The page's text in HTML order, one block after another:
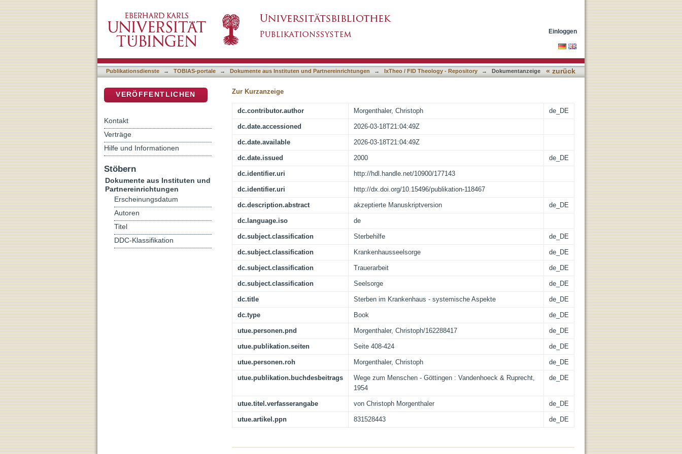
Einloggen
Publikationsdienste → TOBIAS-portale → Dokumente aus Instituten und Partnereinrichtungen → IxTheo / FID Theology - Repository → Dokumentanzeige « zurück
Zur Kurzanzeige
dc.contributor.author Morgenthaler, Christoph de_DE
dc.date.accessioned 2026-03-18T21:04:49Z
dc.date.available 2026-03-18T21:04:49Z
dc.date.issued 2000 de_DE
dc.identifier.uri http://hdl.handle.net/10900/177143
dc.identifier.uri http://dx.doi.org/10.15496/publikation-118467
dc.description.abstract akzeptierte Manuskriptversion de_DE
dc.language.iso de
dc.subject.classification Sterbehilfe de_DE
dc.subject.classification Krankenhausseelsorge de_DE
dc.subject.classification Trauerarbeit de_DE
dc.subject.classification Seelsorge de_DE
dc.title Sterben im Krankenhaus - systemische Aspekte de_DE
dc.type Book de_DE
utue.personen.pnd Morgenthaler, Christoph/162288417 de_DE
utue.publikation.seiten Seite 408-424 de_DE
utue.personen.roh Morgenthaler, Christoph de_DE
utue.publikation.buchdesbeitrags
Wege zum Menschen - Göttingen : Vandenhoeck & Ruprecht,
1954
de_DE
utue.titel.verfasserangabe von Christoph Morgenthaler de_DE
utue.artikel.ppn 831528443 de_DE
VERÖFFENTLICHEN
Kontakt
Verträge
Hilfe und Informationen
Stöbern
Dokumente aus Instituten und
Partnereinrichtungen
Erscheinungsdatum
Autoren
Titel
DDC-Klassifikation